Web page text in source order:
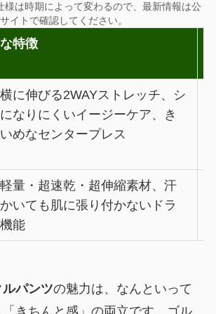
は時期によって変わるので、最新情報は公
イトで確認してください。
特徴
に伸びる2WAYストレッチ、シ
なりにくいイージーケア、き
めなセンタープレス
量・超速乾・超伸縮素材、汗
いても肌に張り付かないドラ
能
パンツの魅力は、なんといって